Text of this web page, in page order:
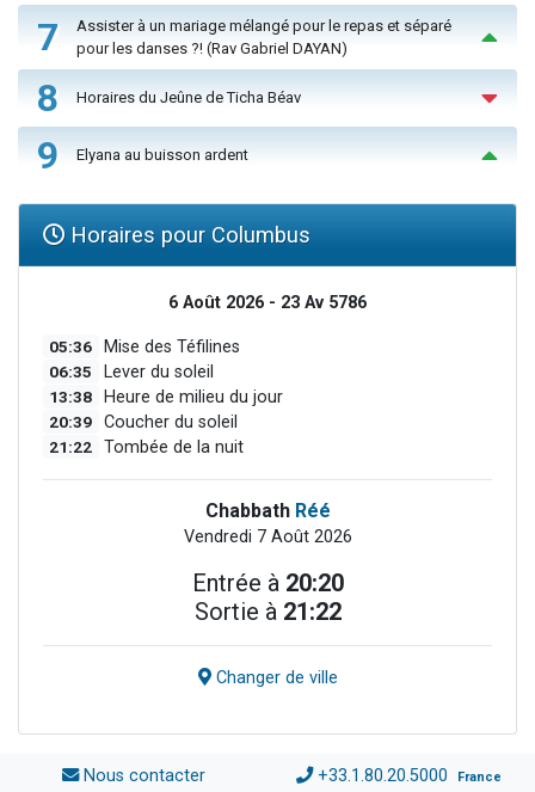
7
Assister à un mariage mélangé pour le repas et séparé
pour les danses ?! (Rav Gabriel DAYAN)
8 Horaires du Jeûne de Ticha Béav
9 Elyana au buisson ardent
Horaires pour Columbus
6 Août 2026 - 23 Av 5786
05:36 Mise des Téfilines
06:35 Lever du soleil
13:38 Heure de milieu du jour
20:39 Coucher du soleil
21:22 Tombée de la nuit
Chabbath Réé
Vendredi 7 Août 2026
Entrée à 20:20
Sortie à 21:22
Changer de ville
Nous contacter +33.1.80.20.5000 France